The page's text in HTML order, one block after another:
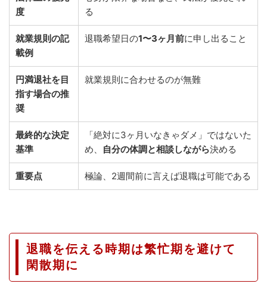
度
る
就業規則の記
載例
退職希望日の1〜3ヶ月前に申し出ること
円満退社を目
指す場合の推
奨
就業規則に合わせるのが無難
最終的な決定
基準
「絶対に3ヶ月いなきゃダメ」ではないた
め、
自分の体調と相談しながら決める
重要点 極論、2週間前に言えば退職は可能である
退職を伝える時期は繁忙期を避けて
閑散期に